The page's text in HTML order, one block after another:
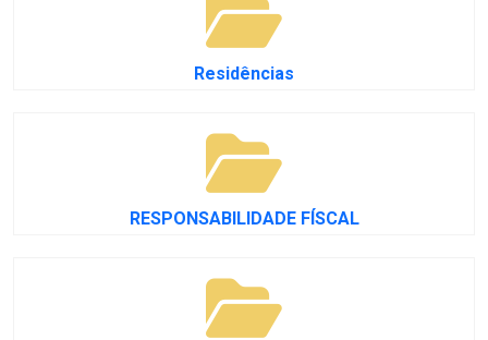
Residências
RESPONSABILIDADE FÍSCAL